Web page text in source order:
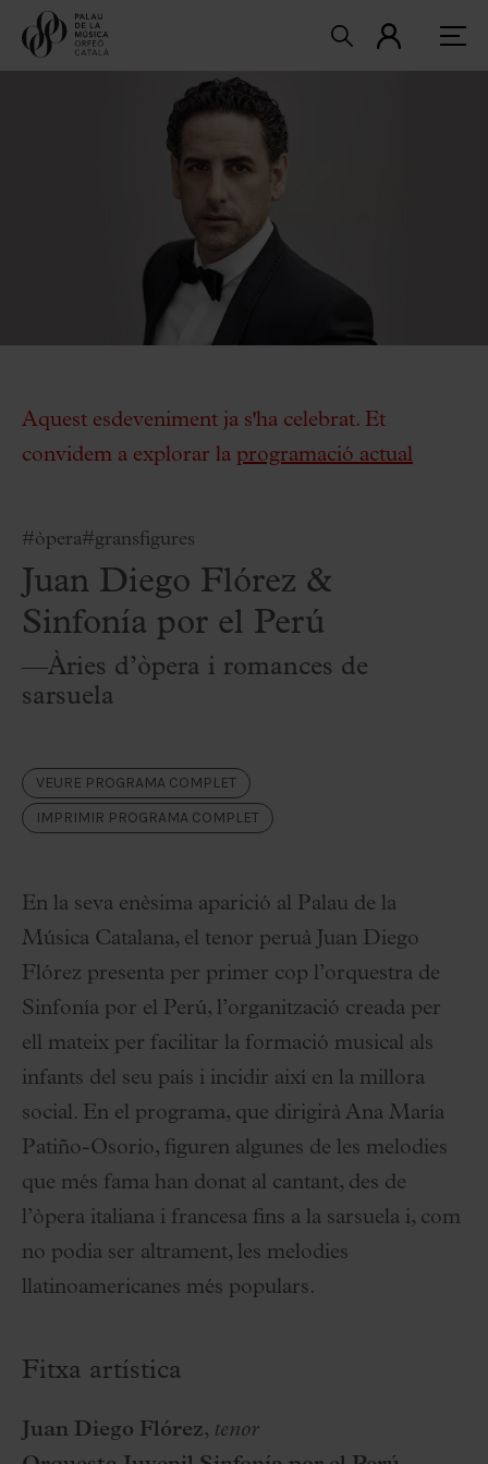
Aquest esdeveniment ja s'ha celebrat. Et
convidem a explorar la programació actual
#òpera#gransfigures
Juan Diego Flórez &
Sinfonía por el Perú
—Àries d’òpera i romances de
sarsuela
VEURE PROGRAMA COMPLET
IMPRIMIR PROGRAMA COMPLET
En la seva enèsima aparició al Palau de la
Música Catalana, el tenor peruà Juan Diego
Flórez presenta per primer cop l’orquestra de
Sinfonía por el Perú, l’organització creada per
ell mateix per facilitar la formació musical als
infants del seu país i incidir així en la millora
social. En el programa, que dirigirà Ana María
Patiño-Osorio, figuren algunes de les melodies
que més fama han donat al cantant, des de
l’òpera italiana i francesa fins a la sarsuela i, com
no podia ser altrament, les melodies
llatinoamericanes més populars.
Fitxa artística
Juan Diego Flórez, tenor